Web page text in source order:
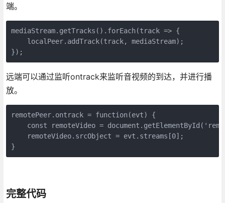
端。
mediaStream.getTracks().forEach(track => {
    localPeer.addTrack(track, mediaStream);
});
远端可以通过监听ontrack来监听音视频的到达，并进行播
放。
remotePeer.ontrack = function(evt) {
const remoteVideo =
    remoteVideo.srcObject = evt.streams[0];
}
完整代码